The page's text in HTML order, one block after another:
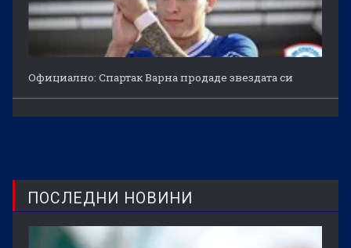
Официално: Спартак Варна продаде звездата си
ПОСЛЕДНИ НОВИНИ